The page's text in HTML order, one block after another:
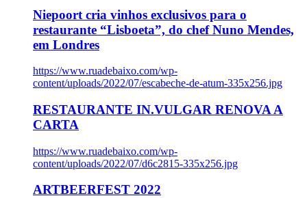
Niepoort cria vinhos exclusivos para o
restaurante “Lisboeta”, do chef Nuno Mendes,
em Londres
https://www.ruadebaixo.com/wp-
content/uploads/2022/07/escabeche-de-atum-335x256.jpg
RESTAURANTE IN.VULGAR RENOVA A
CARTA
https://www.ruadebaixo.com/wp-
content/uploads/2022/07/d6c2815-335x256.jpg
ARTBEERFEST 2022